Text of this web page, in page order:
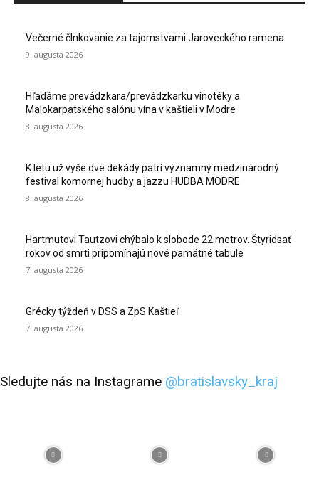
Večerné člnkovanie za tajomstvami Jaroveckého ramena
9. augusta 2026
Hľadáme prevádzkara/prevádzkarku vínotéky a
Malokarpatského salónu vína v kaštieli v Modre
8. augusta 2026
K letu už vyše dve dekády patrí významný medzinárodný
festival komornej hudby a jazzu HUDBA MODRE
8. augusta 2026
Hartmutovi Tautzovi chýbalo k slobode 22 metrov. Štyridsať
rokov od smrti pripomínajú nové pamätné tabule
7. augusta 2026
Grécky týždeň v DSS a ZpS Kaštieľ
7. augusta 2026
Sledujte nás na Instagrame @bratislavsky_kraj